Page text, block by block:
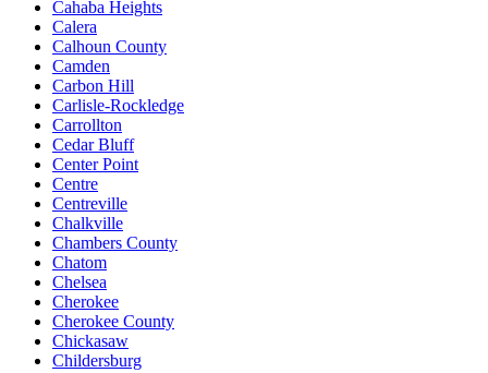
Cahaba Heights
Calera
Calhoun County
Camden
Carbon Hill
Carlisle-Rockledge
Carrollton
Cedar Bluff
Center Point
Centre
Centreville
Chalkville
Chambers County
Chatom
Chelsea
Cherokee
Cherokee County
Chickasaw
Childersburg